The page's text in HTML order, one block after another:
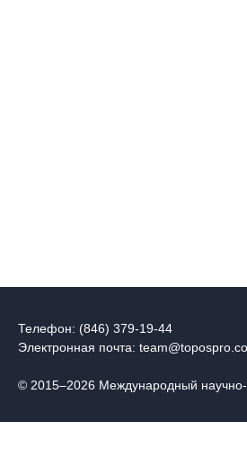
Телефон: (846) 379-19-44
Электронная почта:
© 2015–2026 Международный